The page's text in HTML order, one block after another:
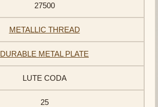
27500
METALLIC THREAD
DURABLE METAL PLATE
LUTE CODA
25